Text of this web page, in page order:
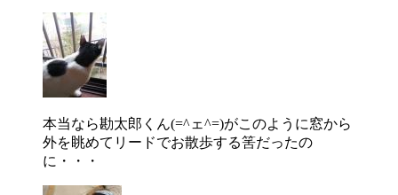
本当なら勘太郎くん(=^ェ^=)がこのように窓から
外を眺めてリードでお散歩する筈だったの
に・・・